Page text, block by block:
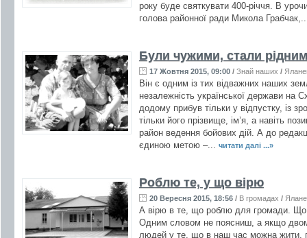
року буде святкувати 400-річчя. В
голова районної ради Микола
Були чужими, стали
17 Жовтня 2015, 09:00 / Знай наших /
Він є одним із тих відважних наших
незалежність української держави на
додому прибув тільки у відпустку, із
тільки його прізвище, ім’я, а навіть
район ведення бойових дій. А до
єдиною метою –... читати далі ...»
Роблю те, у що вірю
20 Вересня 2015, 18:56 / В громадах /
А вірю в те, що роблю для громади. Що
Одним словом не поясниш, а якщо
людей у те, що в наш час можна жити,